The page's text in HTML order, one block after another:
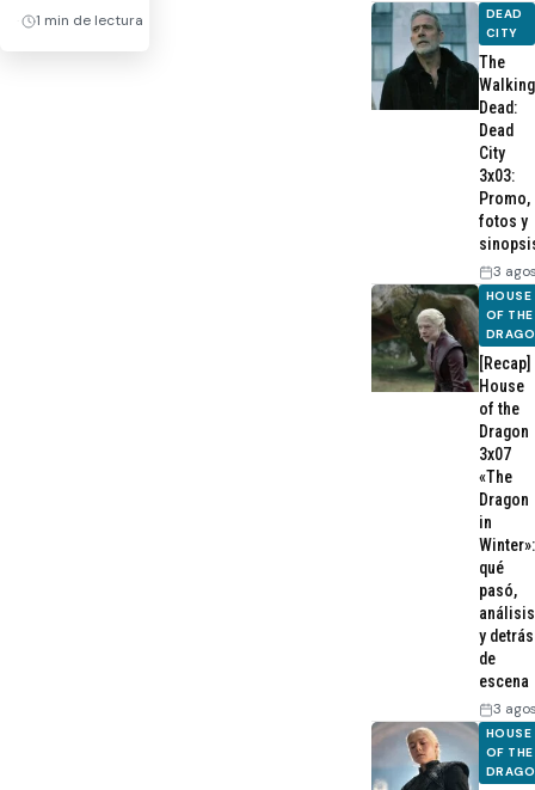
1 min de lectura
DEAD
CITY
The
Walking
Dead:
Dead
City
3x03:
Promo,
fotos y
3
HOUSE
OF THE
[Recap]
House
of the
Dragon
3x07
«The
Dragon
in
Winter»:
qué
pasó,
análisis
y detrás
de
escena
3
HOUSE
OF THE